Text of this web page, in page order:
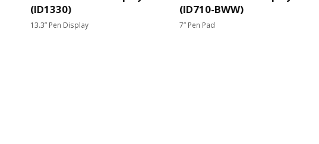
(ID1330)
13.3” Pen Display
(ID710-BWW)
7” Pen Pad